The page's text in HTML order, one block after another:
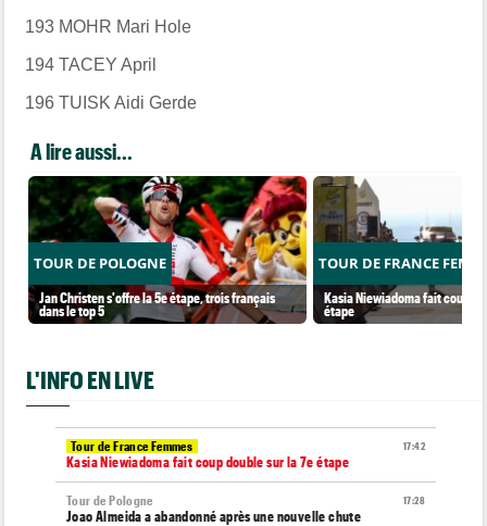
193 MOHR Mari Hole
194 TACEY April
196 TUISK Aidi Gerde
A lire aussi...
TOUR DE POLOGNE
Jan Christen s'offre la 5e étape, trois français
dans le top 5
TOUR DE FRANCE
Kasia Niewiadoma fait coup
étape
L'INFO EN LIVE
17:42
Tour de France Femmes
Kasia Niewiadoma fait coup double sur la 7e étape
17:28
Tour de Pologne
Joao Almeida a abandonné après une nouvelle chute